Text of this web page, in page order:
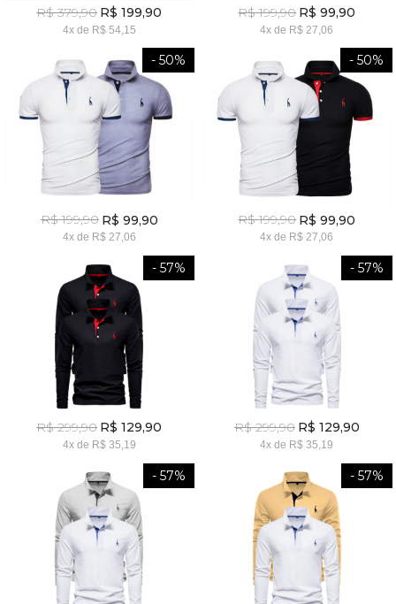
R$ 379,90 R$ 199,90
4xde R$ 54,15
R$ 199,90 R$ 99,90
4x de R$ 27,06
- 50%
R$ 199,90 R$ 99,90
4xde R$ 27,06
- 50%
R$ 199,90 R$ 99,90
4x de R$ 27,06
- 57%
R$ 299,90 R$ 129,90
4xde R$ 35,19
- 57%
R$ 299,90 R$ 129,90
4x de R$ 35,19
- 57% - 57%